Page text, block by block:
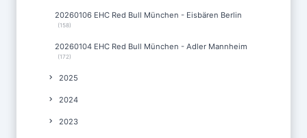
20260106 EHC Red Bull München - Eisbären Berlin
(158)
20260104 EHC Red Bull München - Adler Mannheim
(172)
2025
2024
2023